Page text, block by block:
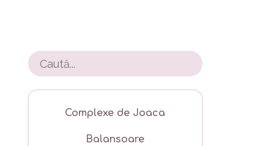
Complexe de Joaca
Balansoare